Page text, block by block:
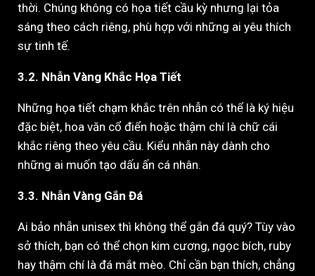
thời. Chúng không có họa tiết cầu kỳ nhưng lại tỏa
sáng theo cách riêng, phù hợp với những ai yêu thích
sự tinh tế.
3.2. Nhẫn Vàng Khắc Họa Tiết
Những họa tiết chạm khắc trên nhẫn có thể là ký hiệu
đặc biệt, hoa văn cổ điển hoặc thậm chí là chữ cái
khắc riêng theo yêu cầu. Kiểu nhẫn này dành cho
những ai muốn tạo dấu ấn cá nhân.
3.3. Nhẫn Vàng Gắn Đá
Ai bảo nhẫn unisex thì không thể gắn đá quý? Tùy vào
sở thích, bạn có thể chọn kim cương, ngọc bích, ruby
hay thậm chí là đá mắt mèo. Chỉ cần bạn thích, chẳng